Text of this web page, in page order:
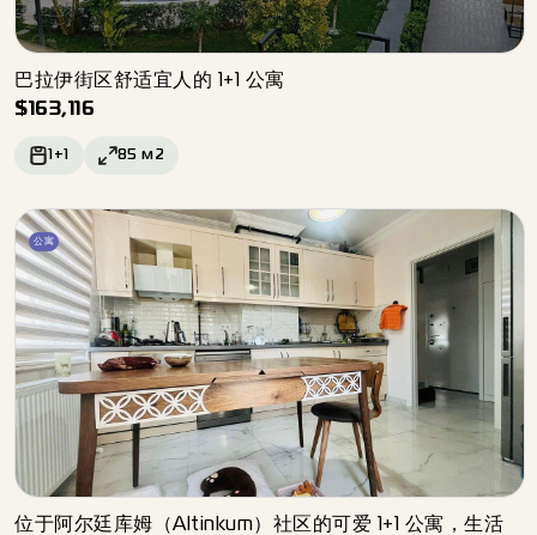
巴拉伊街区舒适宜人的 1+1 公寓
$ 163,116
1+1 85 м2
公寓
位于阿尔廷库姆（Altinkum）社区的可爱 1+1 公寓，生活